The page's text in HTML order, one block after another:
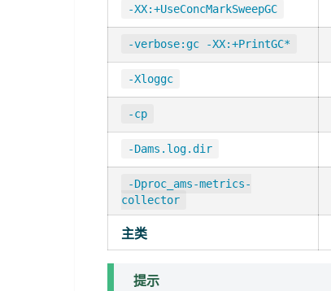
-XX:+UseConcMarkSweepGC
-verbose:gc -XX:+PrintGC*
-Xloggc
-cp
-Dams.log.dir
-Dproc_ams-metrics-
collector
主类
提示